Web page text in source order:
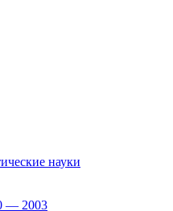
науки
— 2003